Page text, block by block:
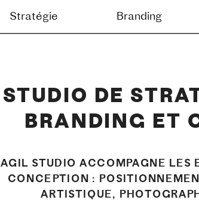
Photo/vidéo
Branding
STUDIO DE
BRANDING ET
AGIL STUDIO ACCOMPAGNE LES
CONCEPTION :
ARTISTIQUE,